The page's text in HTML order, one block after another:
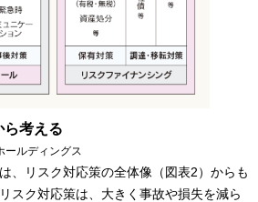
ら考える
ールディングス
、リスク対応策の全体像（図表2）からも
スク対応策は、大きく事故や損失を減ら